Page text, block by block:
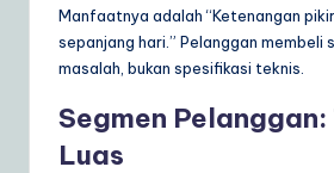
Manfaatnya adalah “Ketenangan
sepanjang hari.” Pelanggan membeli
masalah, bukan spesifikasi teknis.
Segmen
Luas